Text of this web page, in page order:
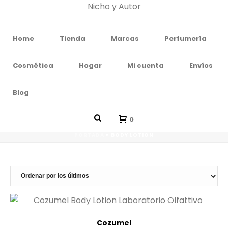
Home Tienda Marcas Perfumería
Cosmética Hogar Mi cuenta Envíos
Blog
0
Cozumel